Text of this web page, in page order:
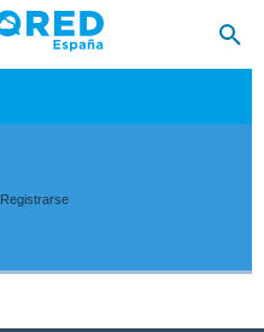
Registrarse